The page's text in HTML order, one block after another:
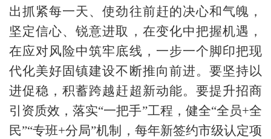
出抓紧每一天、使劲往前赶的决心和气魄，
坚定信心、锐意进取，在变化中把握机遇，
在应对风险中筑牢底线，一步一个脚印把现
代化美好固镇建设不断推向前进。要坚持以
进促稳，积蓄跨越赶超新动能。要提升招商
引资质效，落实“一把手”工程，健全“全员+全
民”“专班+分局”机制，每年新签约市级认定项